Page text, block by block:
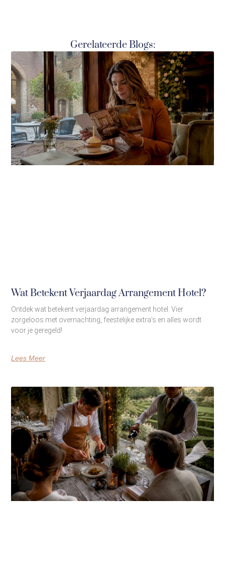
Gerelateerde Blogs:
Wat Betekent Verjaardag Arrangement Hotel?
Ontdek wat betekent verjaardag arrangement hotel. Vier
zorgeloos met overnachting, feestelijke extra’s en alles wordt
voor je geregeld!
Lees Meer